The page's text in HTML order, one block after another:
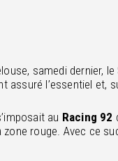
samedi dernier, le
assuré l’essentiel et,
au Racing 92
zone rouge. Avec ce